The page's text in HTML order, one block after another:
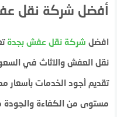
أفضل شركة نقل
افضل شركة نقل عفش بجدة
نقل العفش والاثاث في
تقديم أجود الخدمات بأسعار
مستوى من الكفاءة والجودة